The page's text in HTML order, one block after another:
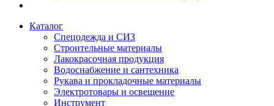
Каталог
Спецодежда и СИЗ
Строительные материалы
Лакокрасочная продукция
Водоснабжение и сантехника
Рукава и прокладочные материалы
Электротовары и освещение
Инструмент